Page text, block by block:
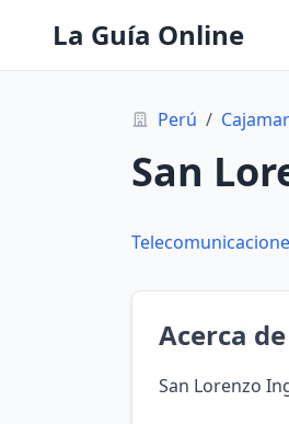
La Guía Online
Perú /
San
Acerca de
San Lorenzo